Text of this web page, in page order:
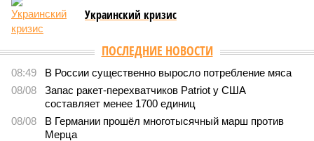
В нескольких станциях от уже сданного «Сказочного
леса» пайщики ЖК «Станция Л» продолжают ждать от
компании Capital Group начала реальной достройки
«Станция ожидания» для дольщиков